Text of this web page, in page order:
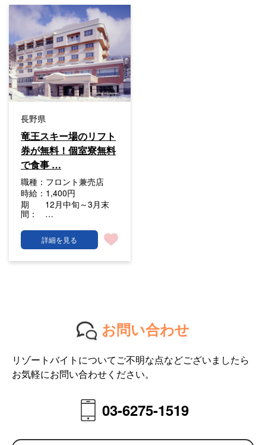
長野県
竜王スキー場のリフト
券が無料！個室寮無料
で食事 …
職種： フロント兼売店
時給： 1,400円
期
間：
12月中旬～3月末
…
詳細を見る
お問い合わせ
リゾートバイトについてご不明な点などございましたら
お気軽にお問い合わせください。
03-6275-1519